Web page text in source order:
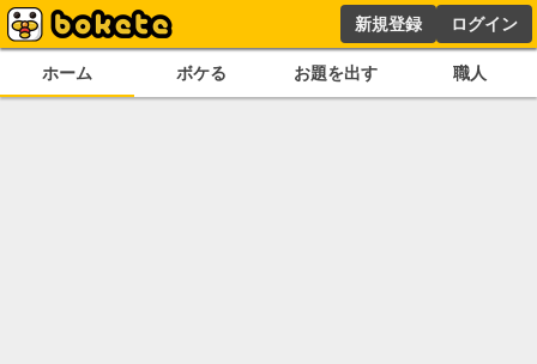
新規登録 ログイン
ホーム ボケる お題を出す 職人